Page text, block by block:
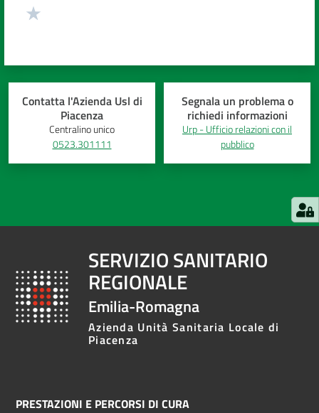
Contatta l'Azienda Usl di
Piacenza
Centralino unico
0523.301111
Segnala un problema o
richiedi informazioni
Urp - Ufficio relazioni con il
pubblico
SERVIZIO SANITARIO
REGIONALE
Emilia-Romagna
Azienda Unità Sanitaria Locale di
Piacenza
PRESTAZIONI E PERCORSI DI CURA